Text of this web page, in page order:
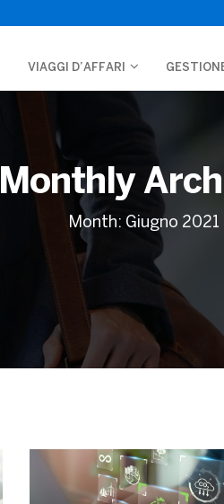
VIAGGI D’AFFARI
Monthly
Month: Giugno 2021